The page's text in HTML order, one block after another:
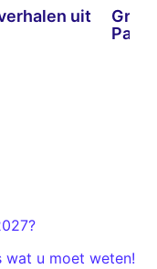
uit
Parijs
wat u moet weten!